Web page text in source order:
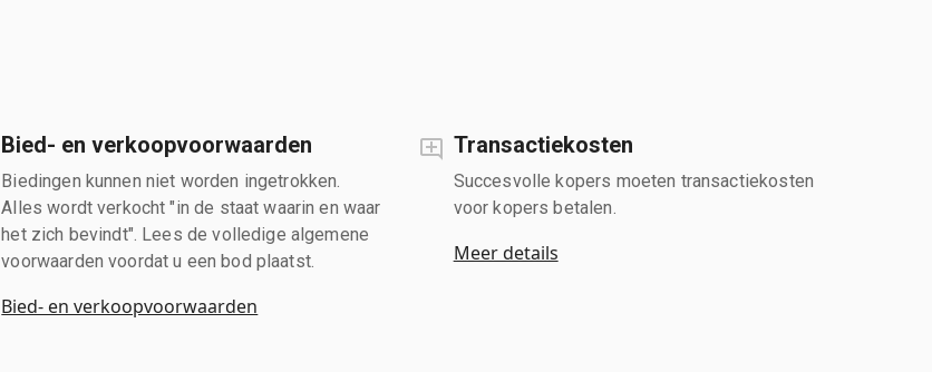
Bied- en verkoopvoorwaarden
Biedingen kunnen niet worden ingetrokken.
Alles wordt verkocht "in de staat waarin en waar
het zich bevindt". Lees de volledige algemene
voorwaarden voordat u een bod plaatst.
Bied- en verkoopvoorwaarden
Transactiekosten
Succesvolle kopers moeten transactiekosten
voor kopers betalen.
Meer details